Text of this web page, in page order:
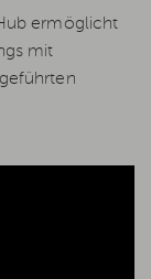
ermöglicht
mit